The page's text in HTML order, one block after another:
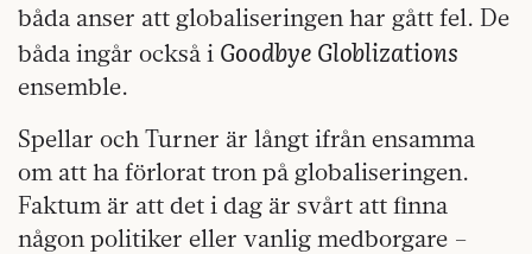
båda anser att globaliseringen har gått fel. De
båda ingår också i Goodbye Globlizations
ensemble.
Spellar och Turner är långt ifrån ensamma
om att ha förlorat tron på globaliseringen.
Faktum är att det i dag är svårt att finna
någon politiker eller vanlig medborgare –